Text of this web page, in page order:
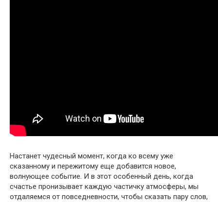
Настанет чудесный момент, когда ко всему уже
сказанному и пережитому еще добавится новое,
волнующее событие. И в этот особенный день, когда
счастье пронизывает каждую частичку атмосферы, мы
отдаляемся от повседневности, чтобы сказать пару слов,